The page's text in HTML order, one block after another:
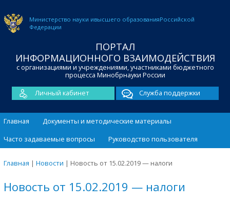
Министерство науки ивысшего образованияРоссийской
Федерации
ПОРТАЛ
ИНФОРМАЦИОННОГО ВЗАИМОДЕЙСТВИЯ
с организациями и учреждениями, участниками бюджетного
процесса Минобрнауки России
Личный кабинет
Служба поддержки
Главная
Документы и методические материалы
Часто задаваемые вопросы
Руководство пользователя
Главная | Новости | Новость от 15.02.2019 — налоги
Новость от 15.02.2019 — налоги